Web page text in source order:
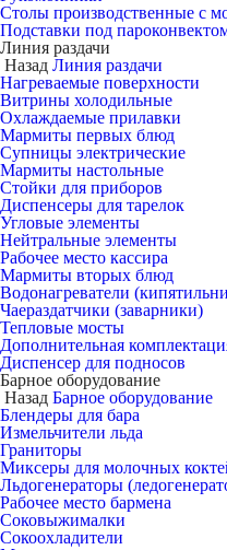
Столы производственные с
Подставки под
Линия раздачи
Назад Линия раздачи
Нагреваемые поверхности
Витрины холодильные
Охлаждаемые прилавки
Мармиты первых блюд
Супницы электрические
Мармиты настольные
Стойки для приборов
Диспенсеры для тарелок
Угловые элементы
Нейтральные элементы
Рабочее место кассира
Мармиты вторых блюд
Водонагреватели
Чаераздатчики (заварники)
Тепловые мосты
Дополнительная
Диспенсер для подносов
Барное оборудование
Назад Барное оборудование
Блендеры для бара
Измельчители льда
Граниторы
Миксеры для молочных
Льдогенераторы
Рабочее место бармена
Соковыжималки
Сокоохладители